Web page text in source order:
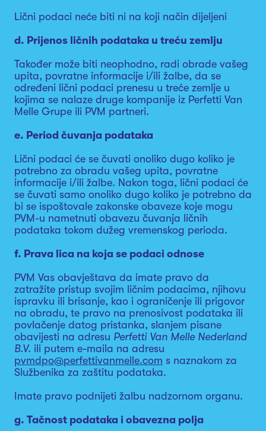
Lični podaci neće biti ni na koji način dijeljeni
d. Prijenos ličnih podataka u treću zemlju
Također može biti neophodno, radi obrade vašeg
upita, povratne informacije i/ili žalbe, da se
određeni lični podaci prenesu u treće zemlje u
kojima se nalaze druge kompanije iz Perfetti Van
Melle Grupe ili PVM partneri.
e. Period čuvanja podataka
Lični podaci će se čuvati onoliko dugo koliko je
potrebno za obradu vašeg upita, povratne
informacije i/ili žalbe. Nakon toga, lični podaci će
se čuvati samo onoliko dugo koliko je potrebno da
bi se ispoštovale zakonske obaveze koje mogu
PVM-u nametnuti obavezu čuvanja ličnih
podataka tokom dužeg vremenskog perioda.
f. Prava lica na koja se podaci odnose
PVM Vas obavještava da imate pravo da
zatražite pristup svojim ličnim podacima, njihovu
ispravku ili brisanje, kao i ograničenje ili prigovor
na obradu, te pravo na prenosivost podataka ili
povlačenje datog pristanka, slanjem pisane
obavijesti na adresu Perfetti Van Melle Nederland
B.V. ili putem e-maila na adresu
pvmdpo@perfettivanmelle.com s naznakom za
Službenika za zaštitu podataka.
Imate pravo podnijeti žalbu nadzornom organu.
g. Tačnost podataka i obavezna polja